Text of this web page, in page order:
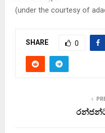
(under the courtesy of
SHARE 0